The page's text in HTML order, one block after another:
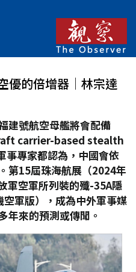
優的倍增器│林宗達
建號航空母艦將會配備
carrier-based stealth
事專家都認為，中國會依
第15屆珠海航展（2024年
軍空軍所列裝的殲-35A隱
空軍版），成為中外軍事媒
年來的預測或傳聞。